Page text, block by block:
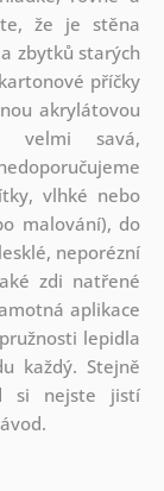
že je stěna
zbytků starých
příčky
akrylátovou
velmi savá,
vlhké nebo
malování), do
neporézní
zdi natřené
aplikace
lepidla
každý. Stejně
si nejste jistí